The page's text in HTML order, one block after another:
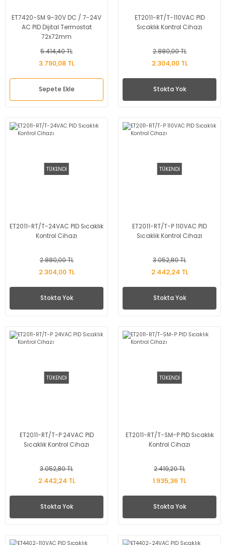
ET7420-SM 9-30V DC / 7-24V
AC PID Dijital Termostat
72x72mm
5.414,40 TL
3.790,08 TL
Sepete Ekle
ET2011-RT/T-110VAC PID
Sıcaklık Kontrol Cihazı
2.880,00 TL
2.304,00 TL
Stokta Yok
TÜKENDİ
ET2011-RT/T-24VAC PID Sıcaklık
Kontrol Cihazı
2.880,00 TL
2.304,00 TL
Stokta Yok
TÜKENDİ
ET2011-RT/T-P 110VAC PID
Sıcaklık Kontrol Cihazı
3.052,80 TL
2.442,24 TL
Stokta Yok
TÜKENDİ
ET2011-RT/T-P 24VAC PID
Sıcaklık Kontrol Cihazı
3.052,80 TL
2.442,24 TL
Stokta Yok
TÜKENDİ
ET2011-RT/T-SM-P PID Sıcaklık
Kontrol Cihazı
2.419,20 TL
1.935,36 TL
Stokta Yok